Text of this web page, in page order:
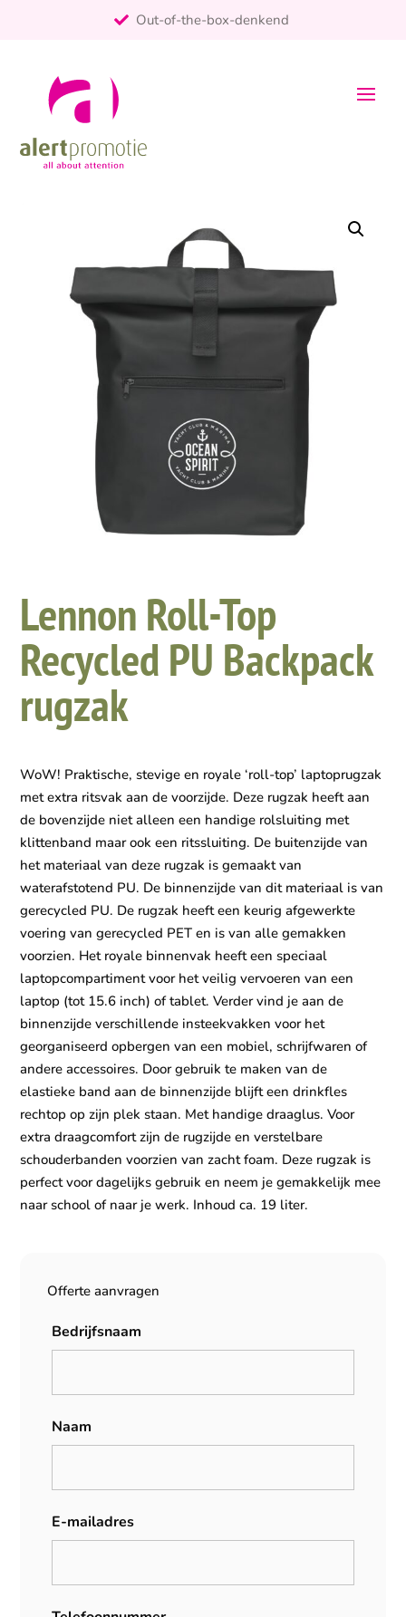
Out-of-the-box-denkend
Lennon Roll-Top
Recycled PU Backpack
rugzak
WoW! Praktische, stevige en royale ‘roll-top’ laptoprugzak
met extra ritsvak aan de voorzijde. Deze rugzak heeft aan
de bovenzijde niet alleen een handige rolsluiting met
klittenband maar ook een ritssluiting. De buitenzijde van
het materiaal van deze rugzak is gemaakt van
waterafstotend PU. De binnenzijde van dit materiaal is van
gerecycled PU. De rugzak heeft een keurig afgewerkte
voering van gerecycled PET en is van alle gemakken
voorzien. Het royale binnenvak heeft een speciaal
laptopcompartiment voor het veilig vervoeren van een
laptop (tot 15.6 inch) of tablet. Verder vind je aan de
binnenzijde verschillende insteekvakken voor het
georganiseerd opbergen van een mobiel, schrijfwaren of
andere accessoires. Door gebruik te maken van de
elastieke band aan de binnenzijde blijft een drinkfles
rechtop op zijn plek staan. Met handige draaglus. Voor
extra draagcomfort zijn de rugzijde en verstelbare
schouderbanden voorzien van zacht foam. Deze rugzak is
perfect voor dagelijks gebruik en neem je gemakkelijk mee
naar school of naar je werk. Inhoud ca. 19 liter.
Offerte aanvragen
Bedrijfsnaam
Naam
E-mailadres